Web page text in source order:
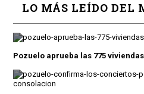
LO MÁS LEÍDO DEL
Pozuelo aprueba las 775